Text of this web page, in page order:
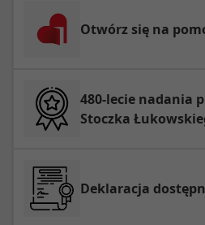
Otwórz się na
480-lecie nadania
Stoczka
Deklaracja